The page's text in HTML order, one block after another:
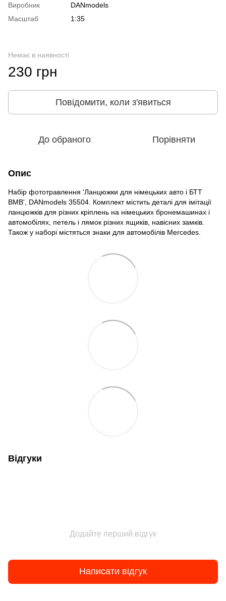
Виробник
DANmodels
Масштаб
1:35
Немає в наявності
230 грн
Повідомити, коли з'явиться
До обраного Порівняти
Опис
Набір фототравлення 'Ланцюжки для німецьких авто і БТТ
ВМВ', DANmodels 35504. Комплект містить деталі для імітації
ланцюжків для різних кріплень на німецьких бронемашинах і
автомобілях, петель і лямок різних ящиків, навісних замків.
Також у наборі містяться знаки для автомобілів Mercedes.
Відгуки
Додайте перший відгук
Написати відгук